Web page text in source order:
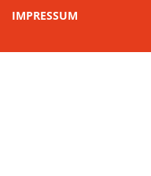
IMPRESSUM